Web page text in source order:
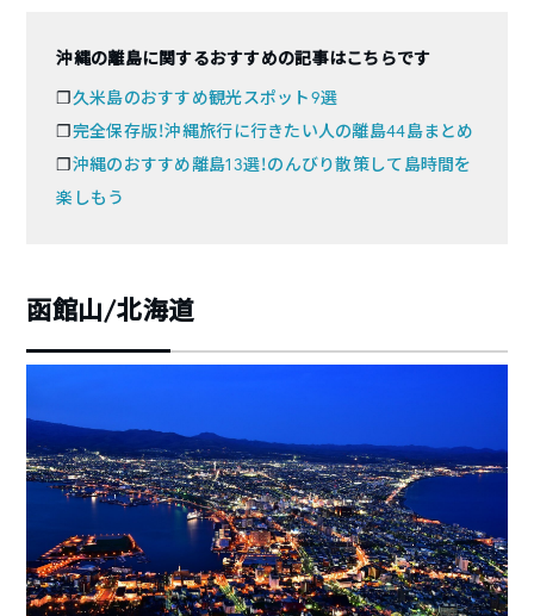
沖縄の離島に関するおすすめの記事はこちらです
❐久米島のおすすめ観光スポット9選
❐完全保存版！沖縄旅行に行きたい人の離島44島まとめ
❐沖縄のおすすめ離島13選！のんびり散策して島時間を
楽しもう
函館山/北海道